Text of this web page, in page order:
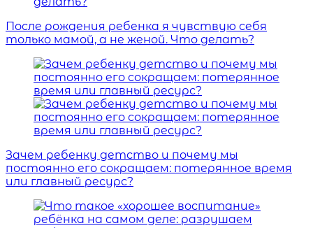
После рождения ребенка я чувствую себя
только мамой, а не женой. Что делать?
Зачем ребенку детство и почему мы
постоянно его сокращаем: потерянное время
или главный ресурс?